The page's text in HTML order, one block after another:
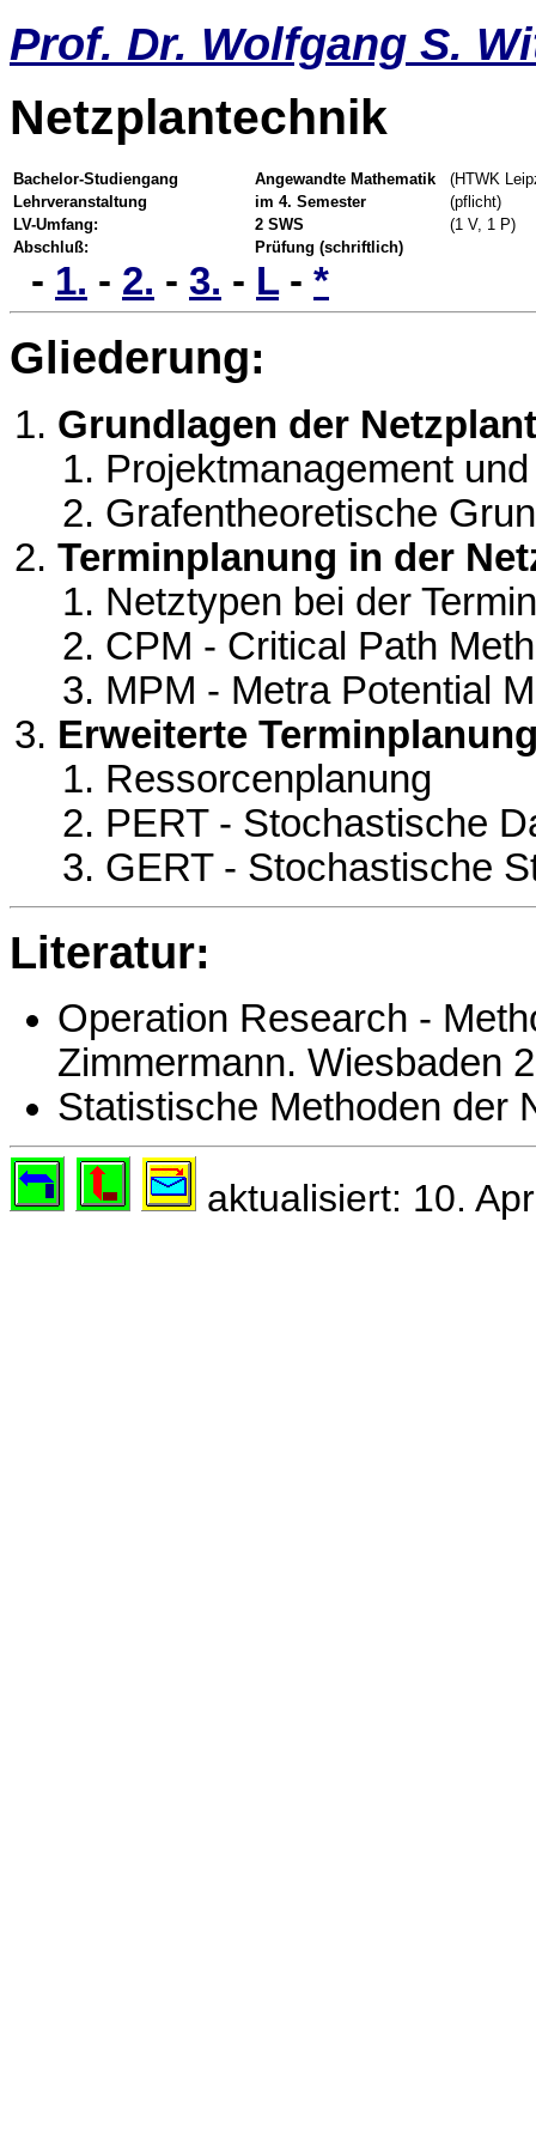
Prof. Dr. Wolfgang S.
Netzplantechnik
Bachelor-Studiengang Angewandte Mathematik
(HTWK
Lehrveranstaltung
im 4. Semester
(pflicht)
LV-Umfang:
2 SWS
(1 V, 1 P)
Abschluß:
Prüfung (schriftlich)
- 1. - 2. - 3. - L- *
Gliederung:
Grundlagen der
Projektmanagement
Grafentheoretische
Terminplanung in der
Netztypen bei der
CPM - Critical Path
MPM - Metra Potential
Erweiterte
Ressorcenplanung
PERT - Stochastische
GERT - Stochastische
Literatur:
Operation Research -
Zimmermann. Wiesbaden
Statistische Methoden der
aktualisiert: 10.